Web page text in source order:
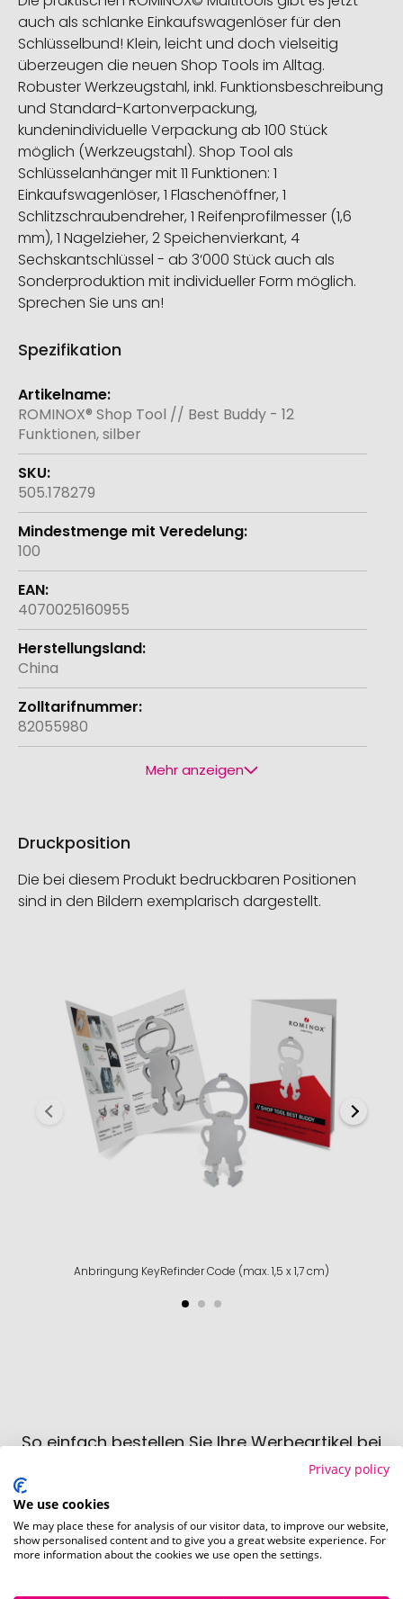
auch als schlanke Einkaufswagenlöser für den
Schlüsselbund! Klein, leicht und doch vielseitig
überzeugen die neuen Shop Tools im Alltag.
Robuster Werkzeugstahl, inkl. Funktionsbeschreibung
und Standard-Kartonverpackung,
kundenindividuelle Verpackung ab 100 Stück
möglich (Werkzeugstahl). Shop Tool als
Schlüsselanhänger mit 11 Funktionen: 1
Einkaufswagenlöser, 1 Flaschenöffner, 1
Schlitzschraubendreher, 1 Reifenprofilmesser (1,6
mm), 1 Nagelzieher, 2 Speichenvierkant, 4
Sechskantschlüssel - ab 3‘000 Stück auch als
Sonderproduktion mit individueller Form möglich.
Sprechen Sie uns an!
Spezifikation
Weitere
Informationen
ROMINOX® Shop Tool // Best Buddy - 12
Funktionen, silber
505.178279
100
4070025160955
China
82055980
Mehr anzeigen
Druckposition
Die bei diesem Produkt bedruckbaren Positionen
sind in den Bildern exemplarisch dargestellt.
Anbringung KeyRefinder Code (max. 1,5 x 1,7 cm)
So einfach bestellen Sie Ihre Werbeartikel bei
Privacy policy
We use cookies
We may place these for analysis of our visitor data, to improve our website,
show personalised content and to give you a great website experience. For
more information about the cookies we use open the settings.